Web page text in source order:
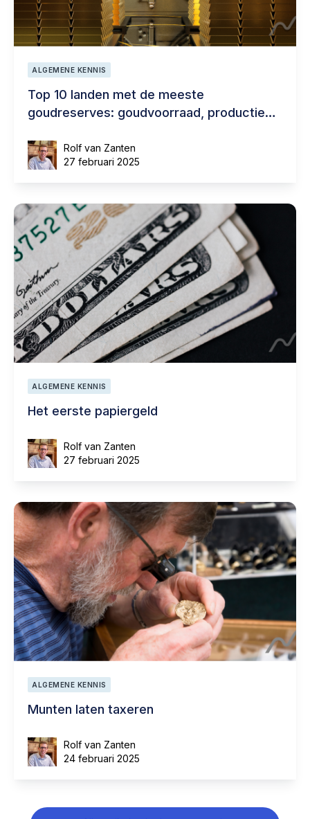
ALGEMENE KENNIS
Top 10 landen met de meeste
goudreserves: goudvoorraad, productie
Rolf van Zanten
27 februari 2025
ALGEMENE KENNIS
Het eerste papiergeld
Rolf van Zanten
27 februari 2025
ALGEMENE KENNIS
Munten laten taxeren
Rolf van Zanten
24 februari 2025